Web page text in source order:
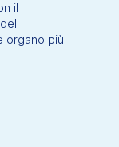
il
organo più